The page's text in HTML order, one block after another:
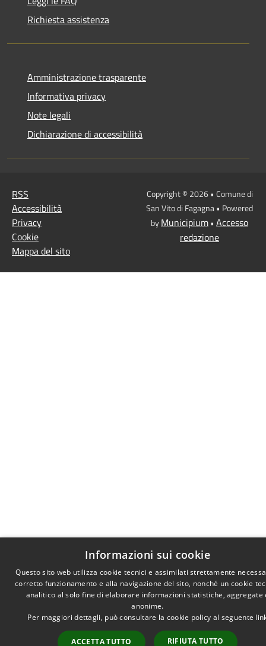
Richiesta assistenza
Amministrazione trasparente
Informativa privacy
Note legali
Dichiarazione di accessibilità
RSS
Accessibilità
Privacy
Cookie
Mappa del sito
Copyright © 2026 • Comune di
San Vito di Fagagna • Powered
byMunicipium• Accesso
redazione
Informazioni sui cookie
Questo sito web utilizza cookie tecnici e assimilati strettamente
corretto funzionamento e alla navigazione del sito, nonché un cookie
analitico al solo fine di elaborare informazioni statistiche, aggregate
anonime.
Per maggiori dettagli, può consultare la cookie policy al seguente
ACCETTA TUTTO RIFIUTA TUTTO